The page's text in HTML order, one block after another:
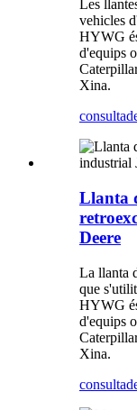
Les
vehicles
HYWG
d'equips
Xina.
consulta
Llanta
Deere
La llanta
que
HYWG
d'equips
Xina.
consulta